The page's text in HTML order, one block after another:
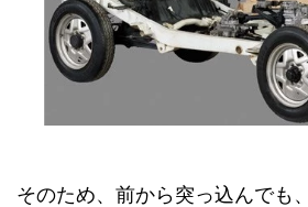
そのため、前から突っ込んでも